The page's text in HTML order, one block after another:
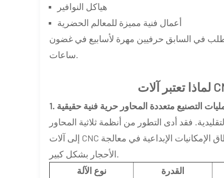
هياكل النوافير
أعمال فنية مميزة للمعالم الحضرية
تتطلب في السابق حرفيين مهرة لأسابيع في غضون
ساعات.
التصنيع متعددة المحاور حرية فنية حقيقية
فقد أدى التطور من أنظمة ثلاثية المحاور
إلى آلات CNC خماسية المحاور وأذرع روبوتية سباعية المحاور إلى توسيع نطاق الإمكانيات الإبداعية في معالجة
الأحجار بشكل كبير.
نوع الآلة
القدرة